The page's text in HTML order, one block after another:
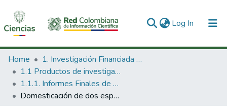
Log In (current)
Communities & Collections
All of DSpace
Statistics
Home
1. Investigación Financiada con Recursos Públicos
1.1 Productos de investigación
1.1.1. Informes Finales de Proyectos de Investigación
Domesticación de dos especies silvestres del género Heliconia: Heliconia marginata y Heliconia platystachys. FASE I ecología y fenología